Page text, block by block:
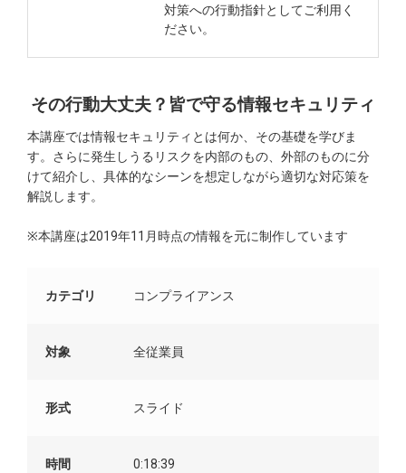
対策への行動指針としてご利用く
ださい。
その行動大丈夫？皆で守る情報セキュリティ
本講座では情報セキュリティとは何か、その基礎を学びま
す。さらに発生しうるリスクを内部のもの、外部のものに分
けて紹介し、具体的なシーンを想定しながら適切な対応策を
解説します。
※本講座は2019年11月時点の情報を元に制作しています
カテゴリ コンプライアンス
対象 全従業員
形式 スライド
時間 0:18:39